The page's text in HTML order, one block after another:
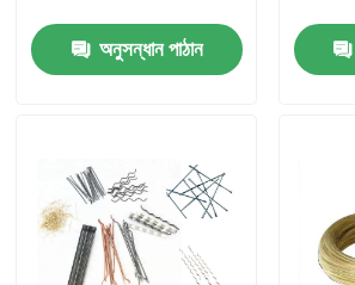
পণ্য
অনুসন্ধান পাঠান